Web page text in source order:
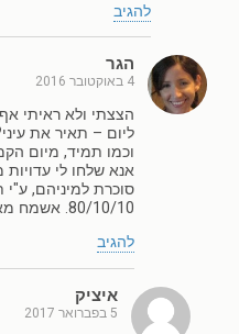
להגיב
הגר
4 באוקטובר 2016
ליום – תאיר את
וכמו תמיד, מיום
אנא שלחו לי
סוכרת למיניהם, ע"י
80/10/10. אשמח מאוד לקרוא.
להגיב
איציק
5 בפברואר 2017